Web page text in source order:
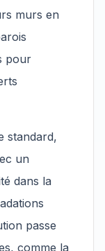
murs en
pour
standard,
un
dans la
passe
comme la